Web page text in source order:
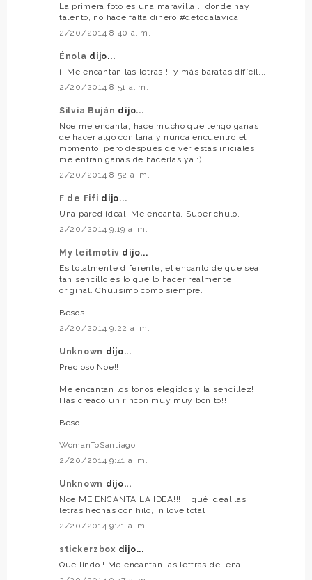
La primera foto es una maravilla... donde hay
talento, no hace falta dinero #detodalavida
2/20/2014 8:40 a. m.
Énola dijo...
¡¡¡Me encantan las letras!!! y más baratas difícil...
2/20/2014 8:51 a. m.
Silvia Buján dijo...
Noe me encanta, hace mucho que tengo ganas
de hacer algo con lana y nunca encuentro el
momento, pero después de ver estas iniciales
me entran ganas de hacerlas ya :)
2/20/2014 8:52 a. m.
F de Fifi dijo...
Una pared ideal. Me encanta. Super chulo.
2/20/2014 9:19 a. m.
My leitmotiv dijo...
Es totalmente diferente, el encanto de que sea
tan sencillo es lo que lo hacer realmente
original. Chulísimo como siempre.
Besos.
2/20/2014 9:22 a. m.
Unknown dijo...
Precioso Noe!!!
Me encantan los tonos elegidos y la sencillez!
Has creado un rincón muy muy bonito!!
Beso
WomanToSantiago
2/20/2014 9:41 a. m.
Unknown dijo...
Noe ME ENCANTA LA IDEA!!!!!! qué ideal las
letras hechas con hilo, in love total
2/20/2014 9:41 a. m.
stickerzbox dijo...
Que lindo ! Me encantan las lettras de lena...